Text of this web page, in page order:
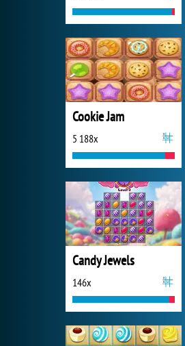
Cookie Jam
5 188x
Candy Jewels
146x